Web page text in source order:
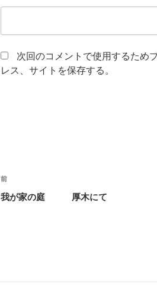
次回のコメントで使用するため
レス、サイトを保存する。
投
稿
前
の
前
我が家の庭 厚木にて